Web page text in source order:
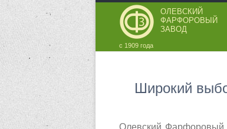
ОЛЕВСКИЙ
ФАРФОРОВЫЙ
ЗАВОД
с 1909 года
Широкий
Олевский Фарфоровый